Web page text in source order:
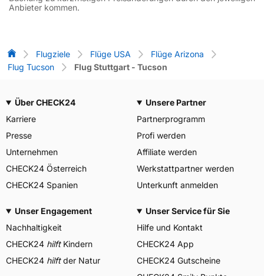
Anbieter kommen.
Flug-Vergleich
Flugziele Flüge USA
Flüge Arizona
Flug Tucson
Flug Stuttgart - Tucson
Über CHECK24
Karriere
Presse
Unternehmen
CHECK24 Österreich
CHECK24 Spanien
Unsere Partner
Partnerprogramm
Profi werden
Affiliate werden
Werkstattpartner werden
Unterkunft anmelden
Unser Engagement
Nachhaltigkeit
CHECK24 hilftKindern
CHECK24 hilftder Natur
Unser Service für Sie
Hilfe und Kontakt
CHECK24 App
CHECK24 Gutscheine